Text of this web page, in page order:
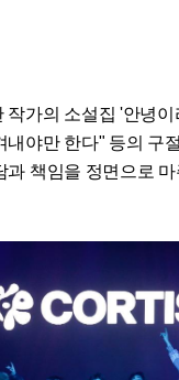
작가의 소설집 '안녕이
내야만 한다" 등의 구
과 책임을 정면으로